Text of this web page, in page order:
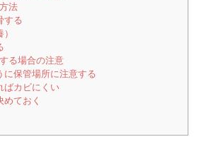
法
する
る場合の注意
に保管場所に注意する
ばカビにくい
ておく